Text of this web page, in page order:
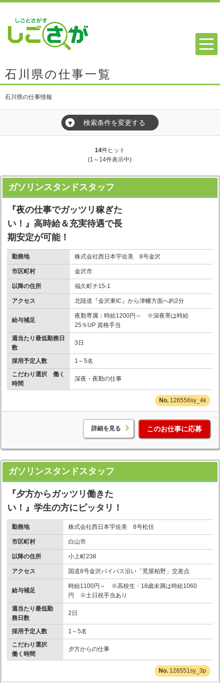
石川県の仕事一覧
石川県の仕事情報
▼ 検索条件を変更する
14件ヒット
(1～14件表示中)
ガソリンスタンドスタッフ
『夜の仕事でガッツリ稼ぎた
い！』高時給＆充実待遇で長
期安定が可能！
勤務地 株式会社西日本宇佐美 8号金沢
市区町村 金沢市
以降の住所 福久町チ15-1
アクセス 北陸道『金沢東IC』から津幡方面へ約2分
給与補足
夜勤専属：時給1200円～ ※深夜帯は時給
25％UP 資格手当
週当たり最低勤務日
数
3日
採用予定人数
1～5名
こだわり選択 働く
時間
深夜・夜勤の仕事
126556sy_4k
詳細を見る このお仕事に応募
ガソリンスタンドスタッフ
『夕方からガッツリ働きた
い！』学生の方にピッタリ！
勤務地 株式会社西日本宇佐美 8号松任
市区町村 白山市
以降の住所 小上町238
アクセス 国道8号金沢バイパス沿い「荒屋柏野」交差点
給与補足
時給1100円～ ※高校生・18歳未満は時給1060
円 ※土日祝手当あり
週当たり最低勤
務日数
2日
採用予定人数
1～5名
こだわり選択
働く時間
夕方からの仕事
126551sy_3p